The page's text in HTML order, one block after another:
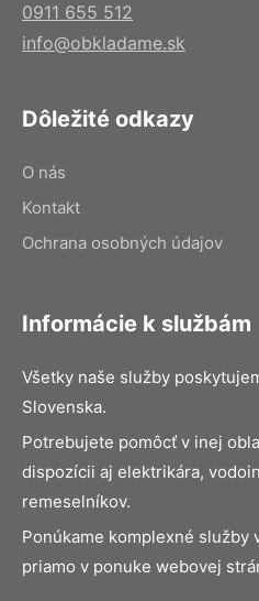
0911 655 512
info@obkladame.sk
Dôležité odkazy
O nás
Kontakt
Ochrana osobných údajov
Informácie k službám
Všetky naše služby
Slovenska.
Potrebujete pomôcť v inej
dispozícii aj elektrikára,
remeselníkov.
Ponúkame komplexné služby
priamo v ponuke webovej